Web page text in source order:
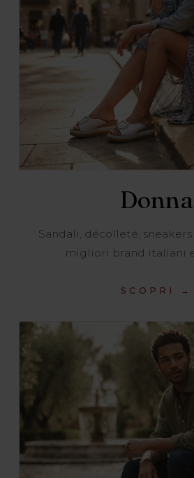
Donna
Sandali, décolleté,
migliori brand italiani
SCOPRI →